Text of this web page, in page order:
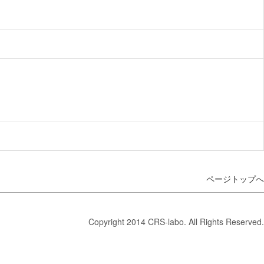
ページトップへ
Copyright 2014 CRS-labo. All Rights Reserved.